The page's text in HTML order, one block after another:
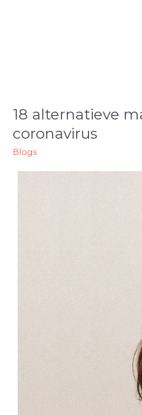
18 alternatieve
coronavirus
Blogs